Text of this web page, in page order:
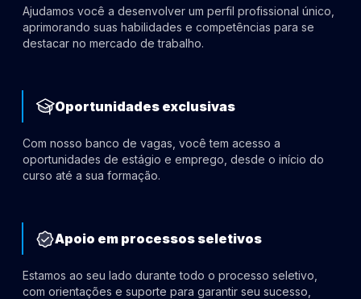
Ajudamos você a desenvolver um perfil profissional único,
aprimorando suas habilidades e competências para se
destacar no mercado de trabalho.
Oportunidades exclusivas
Com nosso banco de vagas, você tem acesso a
oportunidades de estágio e emprego, desde o início do
curso até a sua formação.
Apoio em processos seletivos
Estamos ao seu lado durante todo o processo seletivo,
com orientações e suporte para garantir seu sucesso,